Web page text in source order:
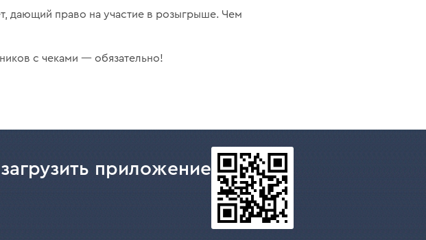
дающий право на участие в розыгрыше. Чем
с чеками — обязательно!
приложение